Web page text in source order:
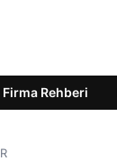
Firma Rehberi